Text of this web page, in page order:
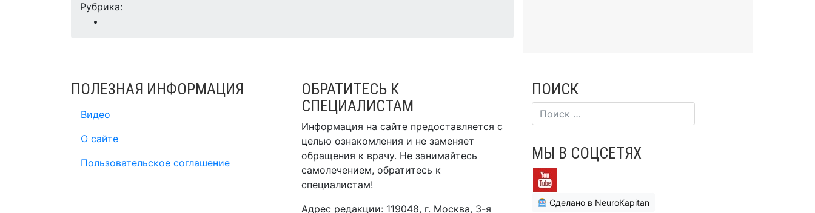
Рубрика:
ПОЛЕЗНАЯ ИНФОРМАЦИЯ
Видео
О сайте
Пользовательское соглашение
ОБРАТИТЕСЬ К
СПЕЦИАЛИСТАМ
Информация на сайте предоставляется с
целью ознакомления и не заменяет
обращения к врачу. Не занимайтесь
самолечением, обратитесь к
специалистам!
Адрес редакции: 119048, г. Москва, 3-я
ПОИСК
МЫ В СОЦСЕТЯХ
Сделано в NeuroKapitan